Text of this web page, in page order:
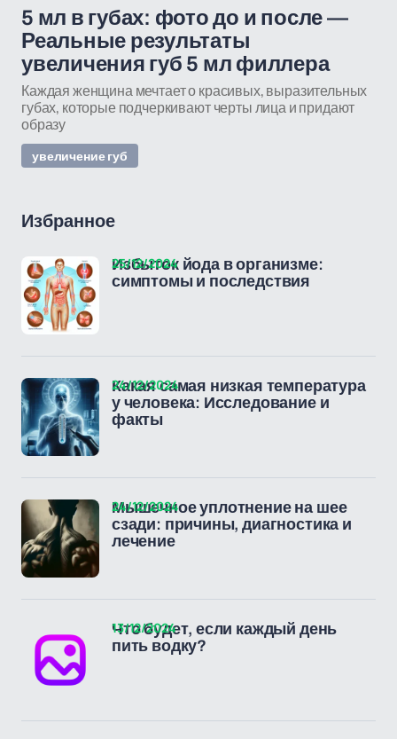
5 мл в губах: фото до и после —
Реальные результаты
увеличения губ 5 мл филлера
Каждая женщина мечтает о красивых, выразительных
губах, которые подчеркивают черты лица и придают
образу
увеличение губ
Избранное
Избыток йода в организме:
симптомы и последствия
25/12/2024
Какая самая низкая температура
у человека: Исследование и
факты
24/12/2024
Мышечное уплотнение на шее
сзади: причины, диагностика и
лечение
24/12/2024
Что будет, если каждый день
пить водку?
13/12/2024